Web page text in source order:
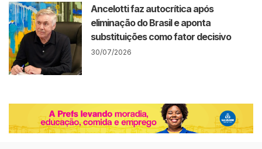
Ancelotti faz autocrítica após
eliminação do Brasil e aponta
substituições como fator decisivo
30/07/2026